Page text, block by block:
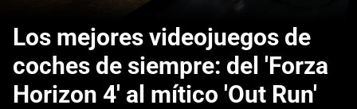
Los mejores videojuegos de
coches de siempre: del 'Forza
Horizon 4' al mítico 'Out Run'